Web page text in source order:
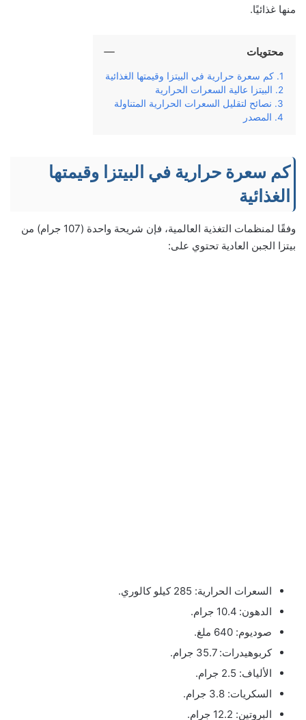
منها غذائيًا.
محتويات
كم سعرة حرارية في البيتزا وقيمتها الغذائية
البيتزا عالية السعرات الحرارية
نصائح لتقليل السعرات الحرارية المتناولة
المصدر
كم سعرة حرارية في البيتزا وقيمتها
الغذائية
وفقًا لمنظمات التغذية العالمية، فإن شريحة واحدة (107 جرام) من
بيتزا الجبن العادية تحتوي على:
السعرات الحرارية: 285 كيلو كالوري.
الدهون: 10.4 جرام.
صوديوم: 640 ملغ.
كربوهيدرات: 35.7 جرام.
الألياف: 2.5 جرام.
السكريات: 3.8 جرام.
البروتين: 12.2 جرام.